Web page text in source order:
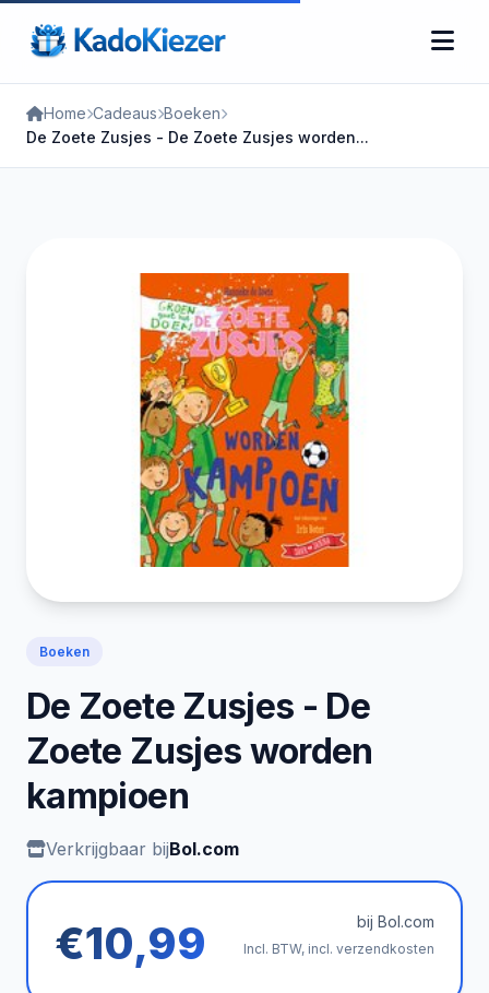
Home Cadeaus Boeken
De Zoete Zusjes - De Zoete Zusjes worden...
Boeken
De Zoete Zusjes - De
Zoete Zusjes worden
kampioen
Verkrijgbaar bijBol.com
€10,99 bij Bol.com
Incl. BTW, incl. verzendkosten